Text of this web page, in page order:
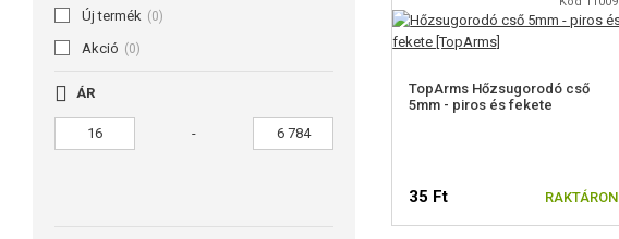
Új termék (0)
Akció (0)
ÁR
-
TopArms Hőzsugorodó cső
5mm - piros és fekete
35 Ft RAKTÁRON